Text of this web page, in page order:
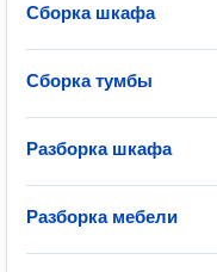
Сборка шкафа
Сборка тумбы
Разборка шкафа
Разборка мебели